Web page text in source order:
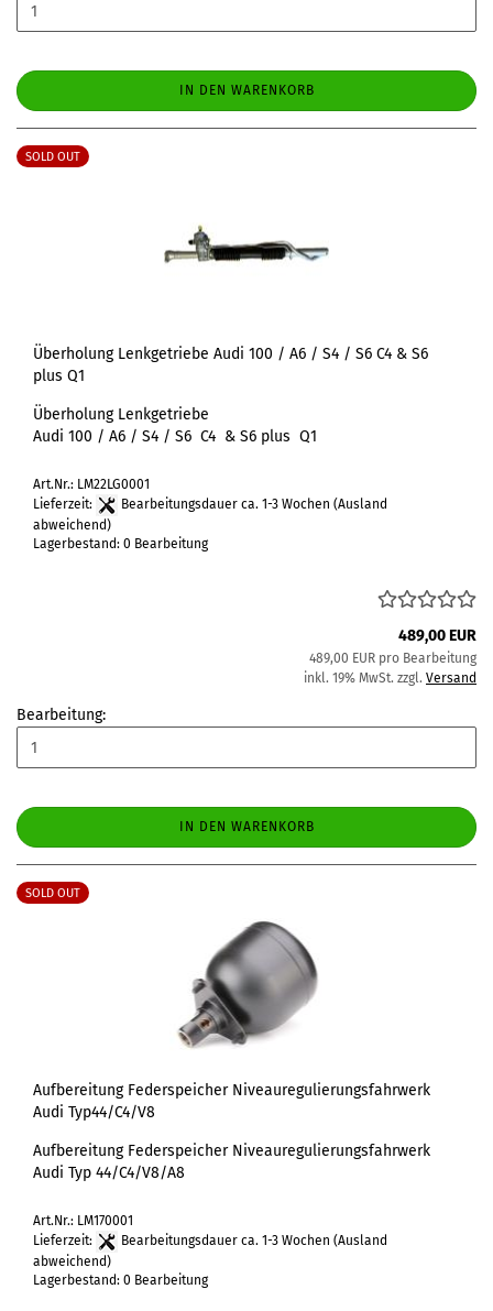
IN DEN WARENKORB
SOLD OUT
Überholung Lenkgetriebe Audi 100 / A6 / S4 / S6 C4 & S6
plus Q1
Überholung Lenkgetriebe
Audi 100 / A6 / S4 / S6 C4 & S6 plus Q1
Art.Nr.: LM22LG0001
Lieferzeit:
Bearbeitungsdauer ca. 1-3 Wochen (Ausland
abweichend)
Lagerbestand: 0 Bearbeitung
489,00 EUR
489,00 EUR pro Bearbeitung
inkl. 19% MwSt. zzgl. Versand
Bearbeitung:
IN DEN WARENKORB
SOLD OUT
Aufbereitung Federspeicher Niveauregulierungsfahrwerk
Audi Typ44/C4/V8
Aufbereitung Federspeicher Niveauregulierungsfahrwerk
Audi Typ 44/C4/V8/A8
Art.Nr.: LM170001
Lieferzeit:
Bearbeitungsdauer ca. 1-3 Wochen (Ausland
abweichend)
Lagerbestand: 0 Bearbeitung